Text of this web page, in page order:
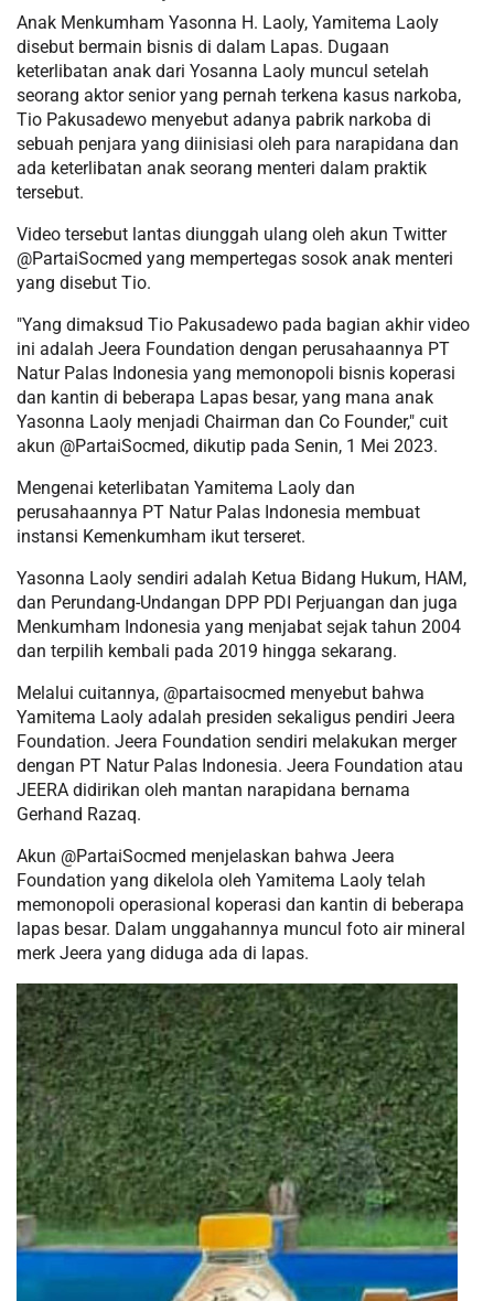
Anak Menkumham Yasonna H. Laoly, Yamitema Laoly
disebut bermain bisnis di dalam Lapas. Dugaan
keterlibatan anak dari Yosanna Laoly muncul setelah
seorang aktor senior yang pernah terkena kasus narkoba,
Tio Pakusadewo menyebut adanya pabrik narkoba di
sebuah penjara yang diinisiasi oleh para narapidana dan
ada keterlibatan anak seorang menteri dalam praktik
tersebut.
Video tersebut lantas diunggah ulang oleh akun Twitter
@PartaiSocmed yang mempertegas sosok anak menteri
yang disebut Tio.
"Yang dimaksud Tio Pakusadewo pada bagian akhir video
ini adalah Jeera Foundation dengan perusahaannya PT
Natur Palas Indonesia yang memonopoli bisnis koperasi
dan kantin di beberapa Lapas besar, yang mana anak
Yasonna Laoly menjadi Chairman dan Co Founder," cuit
akun @PartaiSocmed, dikutip pada Senin, 1 Mei 2023.
Mengenai keterlibatan Yamitema Laoly dan
perusahaannya PT Natur Palas Indonesia membuat
instansi Kemenkumham ikut terseret.
Yasonna Laoly sendiri adalah Ketua Bidang Hukum, HAM,
dan Perundang-Undangan DPP PDI Perjuangan dan juga
Menkumham Indonesia yang menjabat sejak tahun 2004
dan terpilih kembali pada 2019 hingga sekarang.
Melalui cuitannya, @partaisocmed menyebut bahwa
Yamitema Laoly adalah presiden sekaligus pendiri Jeera
Foundation. Jeera Foundation sendiri melakukan merger
dengan PT Natur Palas Indonesia. Jeera Foundation atau
JEERA didirikan oleh mantan narapidana bernama
Gerhand Razaq.
Akun @PartaiSocmed menjelaskan bahwa Jeera
Foundation yang dikelola oleh Yamitema Laoly telah
memonopoli operasional koperasi dan kantin di beberapa
lapas besar. Dalam unggahannya muncul foto air mineral
merk Jeera yang diduga ada di lapas.